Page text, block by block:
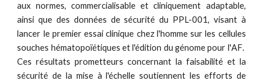
aux normes, commercialisable et cliniquement adaptable,
ainsi que des données de sécurité du PPL-001, visant à
lancer le premier essai clinique chez l'homme sur les cellules
souches hématopoïétiques et l'édition du génome pour l'AF.
Ces résultats prometteurs concernant la faisabilité et la
sécurité de la mise à l'échelle soutiennent les efforts de